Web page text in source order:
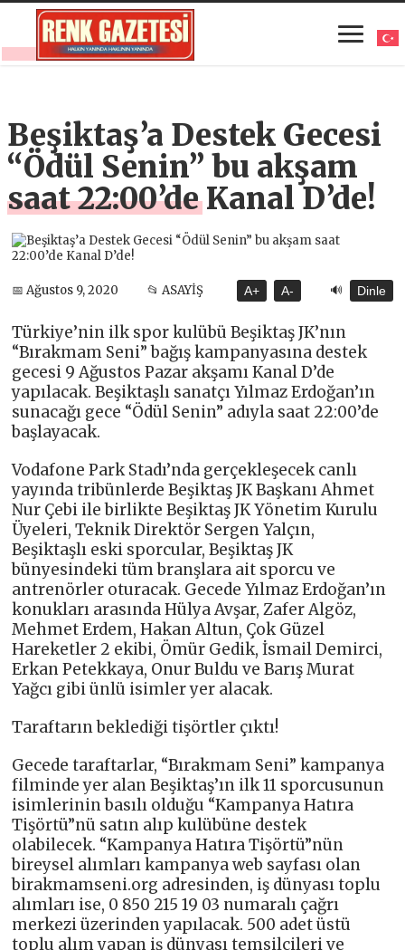
Beşiktaş’a Destek Gecesi
“Ödül Senin” bu akşam
saat 22:00’de Kanal D’de!
📅 Ağustos 9, 2020 📂 ASAYİŞ A+ A- 🔊 Dinle
Türkiye’nin ilk spor kulübü Beşiktaş JK’nın
“Bırakmam Seni” bağış kampanyasına destek
gecesi 9 Ağustos Pazar akşamı Kanal D’de
yapılacak. Beşiktaşlı sanatçı Yılmaz Erdoğan’ın
sunacağı gece “Ödül Senin” adıyla saat 22:00’de
başlayacak.
Vodafone Park Stadı’nda gerçekleşecek canlı
yayında tribünlerde Beşiktaş JK Başkanı Ahmet
Nur Çebi ile birlikte Beşiktaş JK Yönetim Kurulu
Üyeleri, Teknik Direktör Sergen Yalçın,
Beşiktaşlı eski sporcular, Beşiktaş JK
bünyesindeki tüm branşlara ait sporcu ve
antrenörler oturacak. Gecede Yılmaz Erdoğan’ın
konukları arasında Hülya Avşar, Zafer Algöz,
Mehmet Erdem, Hakan Altun, Çok Güzel
Hareketler 2 ekibi, Ömür Gedik, İsmail Demirci,
Erkan Petekkaya, Onur Buldu ve Barış Murat
Yağcı gibi ünlü isimler yer alacak.
Taraftarın beklediği tişörtler çıktı!
Gecede taraftarlar, “Bırakmam Seni” kampanya
filminde yer alan Beşiktaş’ın ilk 11 sporcusunun
isimlerinin basılı olduğu “Kampanya Hatıra
Tişörtü”nü satın alıp kulübüne destek
olabilecek. “Kampanya Hatıra Tişörtü”nün
bireysel alımları kampanya web sayfası olan
birakmamseni.org adresinden, iş dünyası toplu
alımları ise, 0 850 215 19 03 numaralı çağrı
merkezi üzerinden yapılacak. 500 adet üstü
toplu alım yapan iş dünyası temsilcileri ve